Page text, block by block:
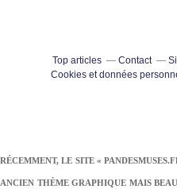
RÉCEMMENT, LE SITE «
ANCIEN THÈME GRAPHIQUE MAIS
Top articles Contact
Cookies et données